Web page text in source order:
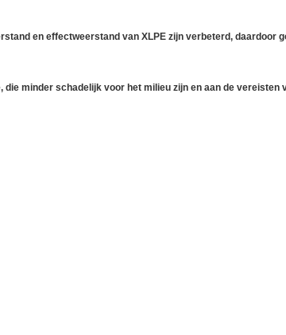
en effectweerstand van XLPE zijn verbeterd, daardoor
minder schadelijk voor het milieu zijn en aan de vereisten